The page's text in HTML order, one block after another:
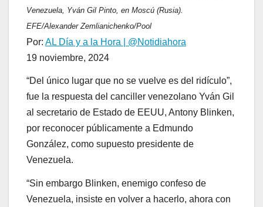
Venezuela, Yván Gil Pinto, en Moscú (Rusia).
EFE/Alexander Zemlianichenko/Pool
Por: AL Día y a la Hora | @Notidiahora
19 noviembre, 2024
“Del único lugar que no se vuelve es del ridículo”,
fue la respuesta del canciller venezolano Yván Gil
al secretario de Estado de EEUU, Antony Blinken,
por reconocer públicamente a Edmundo
González, como supuesto presidente de
Venezuela.
“Sin embargo Blinken, enemigo confeso de
Venezuela, insiste en volver a hacerlo, ahora con